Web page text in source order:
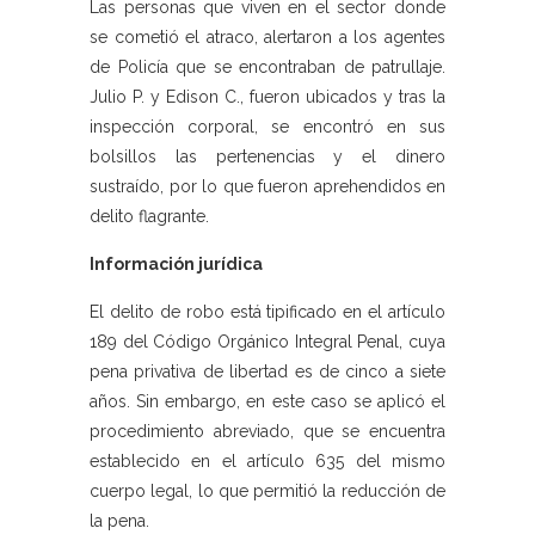
Las personas que viven en el sector donde
se cometió el atraco, alertaron a los agentes
de Policía que se encontraban de patrullaje.
Julio P. y Edison C., fueron ubicados y tras la
inspección corporal, se encontró en sus
bolsillos las pertenencias y el dinero
sustraído, por lo que fueron aprehendidos en
delito flagrante.
Información jurídica
El delito de robo está tipificado en el artículo
189 del Código Orgánico Integral Penal, cuya
pena privativa de libertad es de cinco a siete
años. Sin embargo, en este caso se aplicó el
procedimiento abreviado, que se encuentra
establecido en el artículo 635 del mismo
cuerpo legal, lo que permitió la reducción de
la pena.